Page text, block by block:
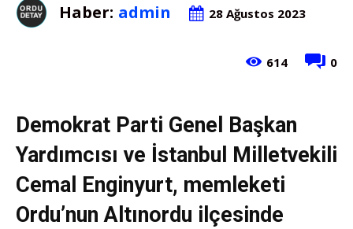
Haber: admin 28 Ağustos 2023
0
614
Demokrat Parti Genel Başkan
Yardımcısı ve İstanbul Milletvekili
Cemal Enginyurt, memleketi
Ordu’nun Altınordu ilçesinde